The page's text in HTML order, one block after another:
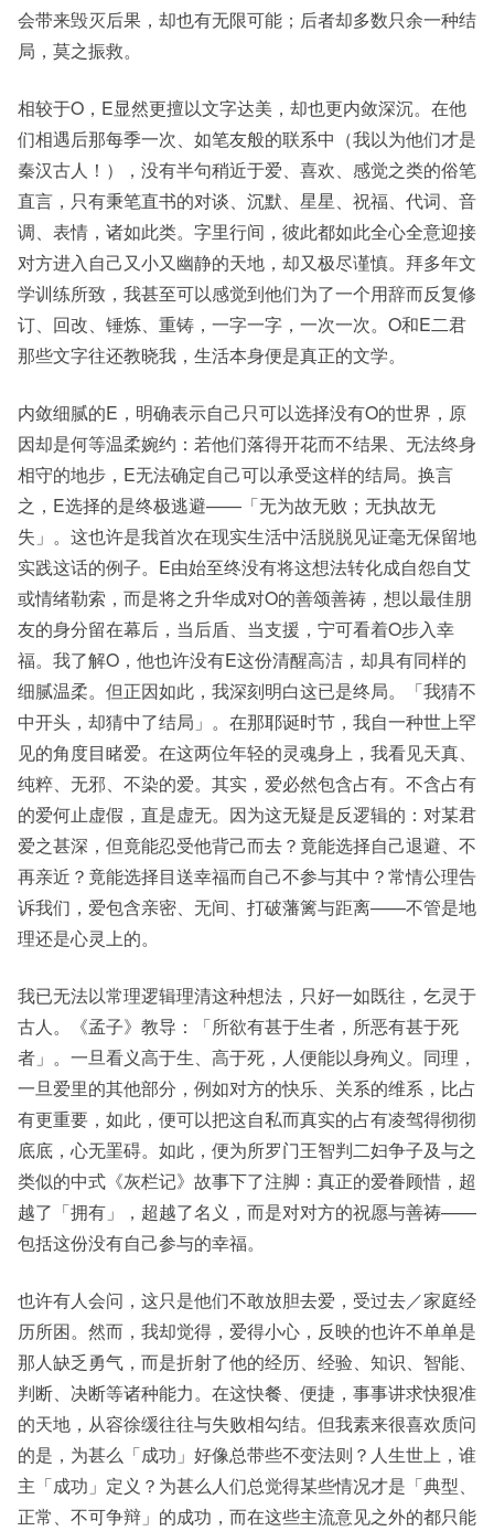
会带来毁灭后果，却也有无限可能；后者却多数只余一种结
局，莫之振救。
相较于O，E显然更擅以文字达美，却也更内敛深沉。在他
们相遇后那每季一次、如笔友般的联系中（我以为他们才是
秦汉古人！），没有半句稍近于爱、喜欢、感觉之类的俗笔
直言，只有秉笔直书的对谈、沉默、星星、祝福、代词、音
调、表情，诸如此类。字里行间，彼此都如此全心全意迎接
对方进入自己又小又幽静的天地，却又极尽谨慎。拜多年文
学训练所致，我甚至可以感觉到他们为了一个用辞而反复修
订、回改、锤炼、重铸，一字一字，一次一次。O和E二君
那些文字往还教晓我，生活本身便是真正的文学。
内敛细腻的E，明确表示自己只可以选择没有O的世界，原
因却是何等温柔婉约：若他们落得开花而不结果、无法终身
相守的地步，E无法确定自己可以承受这样的结局。换言
之，E选择的是终极逃避——「无为故无败；无执故无
失」。这也许是我首次在现实生活中活脱脱见证毫无保留地
实践这话的例子。E由始至终没有将这想法转化成自怨自艾
或情绪勒索，而是将之升华成对O的善颂善祷，想以最佳朋
友的身分留在幕后，当后盾、当支援，宁可看着O步入幸
福。我了解O，他也许没有E这份清醒高洁，却具有同样的
细腻温柔。但正因如此，我深刻明白这已是终局。「我猜不
中开头，却猜中了结局」。在那耶诞时节，我自一种世上罕
见的角度目睹爱。在这两位年轻的灵魂身上，我看见天真、
纯粹、无邪、不染的爱。其实，爱必然包含占有。不含占有
的爱何止虚假，直是虚无。因为这无疑是反逻辑的：对某君
爱之甚深，但竟能忍受他背己而去？竟能选择自己退避、不
再亲近？竟能选择目送幸福而自己不参与其中？常情公理告
诉我们，爱包含亲密、无间、打破藩篱与距离——不管是地
理还是心灵上的。
我已无法以常理逻辑理清这种想法，只好一如既往，乞灵于
古人。《孟子》教导：「所欲有甚于生者，所恶有甚于死
者」。一旦看义高于生、高于死，人便能以身殉义。同理，
一旦爱里的其他部分，例如对方的快乐、关系的维系，比占
有更重要，如此，便可以把这自私而真实的占有凌驾得彻彻
底底，心无罣碍。如此，便为所罗门王智判二妇争子及与之
类似的中式《灰栏记》故事下了注脚：真正的爱眷顾惜，超
越了「拥有」，超越了名义，而是对对方的祝愿与善祷——
包括这份没有自己参与的幸福。
也许有人会问，这只是他们不敢放胆去爱，受过去／家庭经
历所困。然而，我却觉得，爱得小心，反映的也许不单单是
那人缺乏勇气，而是折射了他的经历、经验、知识、智能、
判断、决断等诸种能力。在这快餐、便捷，事事讲求快狠准
的天地，从容徐缓往往与失败相勾结。但我素来很喜欢质问
的是，为甚么「成功」好像总带些不变法则？人生世上，谁
主「成功」定义？为甚么人们总觉得某些情况才是「典型、
正常、不可争辩」的成功，而在这些主流意见之外的都只能